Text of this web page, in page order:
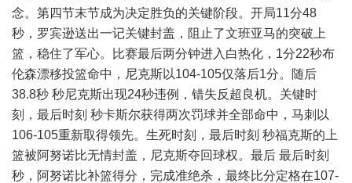
念。第四节末节成为决定胜负的关键阶段。开局11分48
秒，罗宾逊送出一记关键封盖，阻止了文班亚马的突破上
篮，稳住了军心。比赛最后两分钟进入白热化，1分22秒布
伦森漂移投篮命中，尼克斯以104-105仅落后1分。随后
38.8秒 秒尼克斯出现24秒违例，错失反超良机。关键时
刻，最后时刻 秒卡斯尔获得两次罚球并全部命中，马刺以
106-105重新取得领先。生死时刻，最后时刻 秒福克斯的上
篮被阿努诺比无情封盖，尼克斯夺回球权。最后 最后时刻
秒，阿努诺比补篮得分，完成准绝杀，最终比分定格在107-